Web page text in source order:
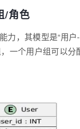
/角色
力，其模型是“用户
一个用户组可以